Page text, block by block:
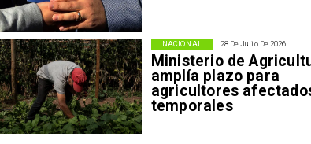
28 De Julio De 2026
Ministerio de
amplía plazo para
agricultores
temporales
NACIONAL